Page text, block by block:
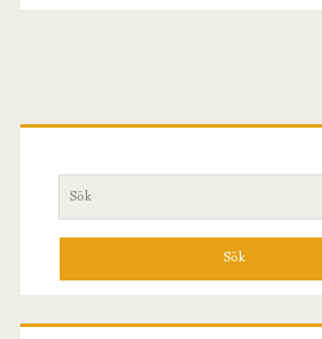
Primary
Sidebar
Search
for: